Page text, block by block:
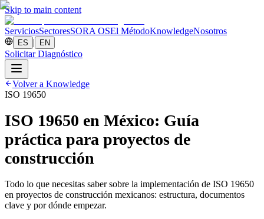
Skip to main content
ServiciosSectoresSORA OSEl MétodoKnowledgeNosotros
ES | EN
Solicitar Diagnóstico
Volver a Knowledge
ISO 19650
ISO 19650 en México: Guía
práctica para proyectos de
construcción
Todo lo que necesitas saber sobre la implementación de ISO 19650
en proyectos de construcción mexicanos: estructura, documentos
clave y por dónde empezar.